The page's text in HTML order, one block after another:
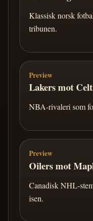
Klassisk norsk
tribunen.
Preview
Lakers mot
NBA-rivaleri som
Preview
Oilers mot
Canadisk NHL-
isen.